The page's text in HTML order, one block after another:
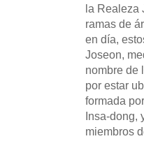
la Realeza
ramas de
en día,
Joseon,
nombre de
por estar
formada
Insa-dong,
miembros